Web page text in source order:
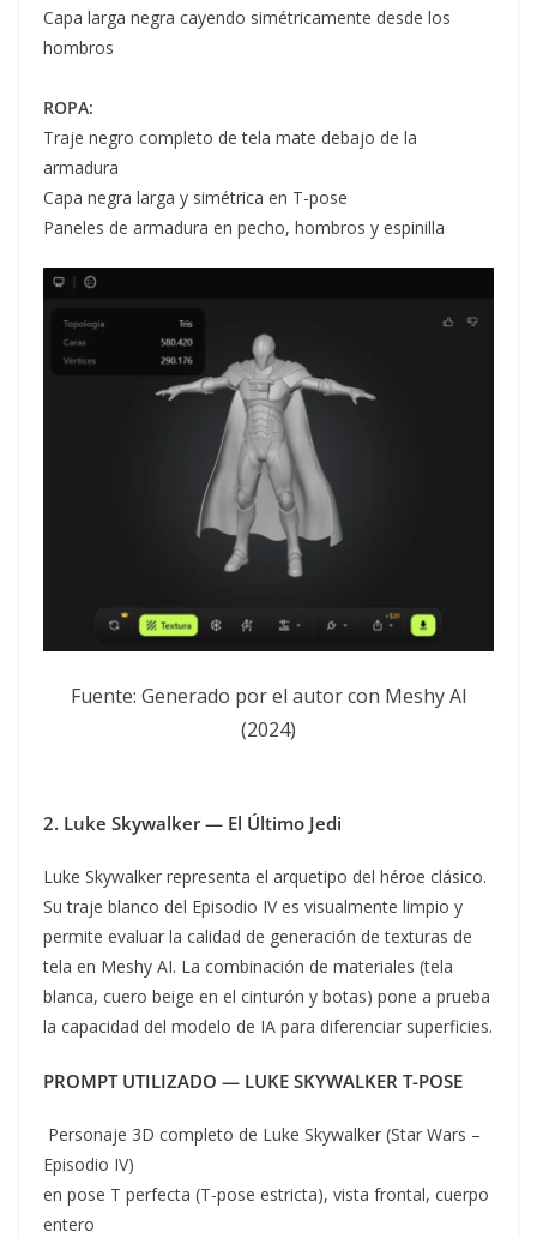
Capa larga negra cayendo simétricamente desde los
hombros
ROPA:
Traje negro completo de tela mate debajo de la
armadura
Capa negra larga y simétrica en T-pose
Paneles de armadura en pecho, hombros y espinilla
Fuente: Generado por el autor con Meshy AI
(2024)
2. Luke Skywalker — El Último Jedi
Luke Skywalker representa el arquetipo del héroe clásico.
Su traje blanco del Episodio IV es visualmente limpio y
permite evaluar la calidad de generación de texturas de
tela en Meshy AI. La combinación de materiales (tela
blanca, cuero beige en el cinturón y botas) pone a prueba
la capacidad del modelo de IA para diferenciar superficies.
PROMPT UTILIZADO — LUKE SKYWALKER T-POSE
Personaje 3D completo de Luke Skywalker (Star Wars –
Episodio IV)
en pose T perfecta (T-pose estricta), vista frontal, cuerpo
entero